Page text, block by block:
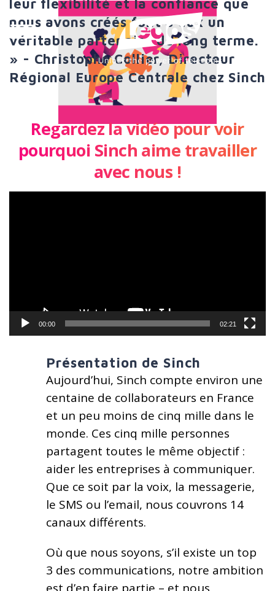
leur flexibilité et la confiance que
nous avons créés font d’eux un
véritable partenaire de long terme.
» - Christophe Collier, Directeur
Régional Europe Centrale chez Sinch
Regardez la vidéo pour voir
pourquoi Sinch aime travailler
avec nous !
Lecteur
00:00 02:21
Présentation de Sinch
Aujourd’hui, Sinch compte environ une
centaine de collaborateurs en France
et un peu moins de cinq mille dans le
monde. Ces cinq mille personnes
partagent toutes le même objectif :
aider les entreprises à communiquer.
Que ce soit par la voix, la messagerie,
le SMS ou l’email, nous couvrons 14
canaux différents.
Où que nous soyons, s’il existe un top
3 des communications, notre ambition